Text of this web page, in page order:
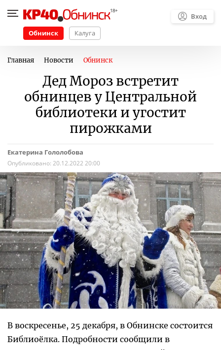
Обнинск Калуга
Вход
Главная Новости Обнинск
Дед Мороз встретит
обнинцев у Центральной
библиотеки и угостит
пирожками
Екатерина Гололобова
Опубликовано: 20.12.2022 20:00
В воскресенье, 25 декабря, в Обнинске состоится
Библиоёлка. Подробности сообщили в